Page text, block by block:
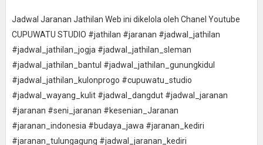
Jadwal Jaranan Jathilan Web ini dikelola oleh Chanel Youtube
CUPUWATU STUDIO #jathilan #jaranan #jadwal_jathilan
#jadwal_jathilan_jogja #jadwal_jathilan_sleman
#jadwal_jathilan_bantul #jadwal_jathilan_gunungkidul
#jadwal_jathilan_kulonprogo #cupuwatu_studio
#jadwal_wayang_kulit #jadwal_dangdut #jadwal_jaranan
#jaranan #seni_jaranan #kesenian_Jaranan
#jaranan_indonesia #budaya_jawa #jaranan_kediri
#jaranan_tulungagung #jadwal_jaranan_kediri